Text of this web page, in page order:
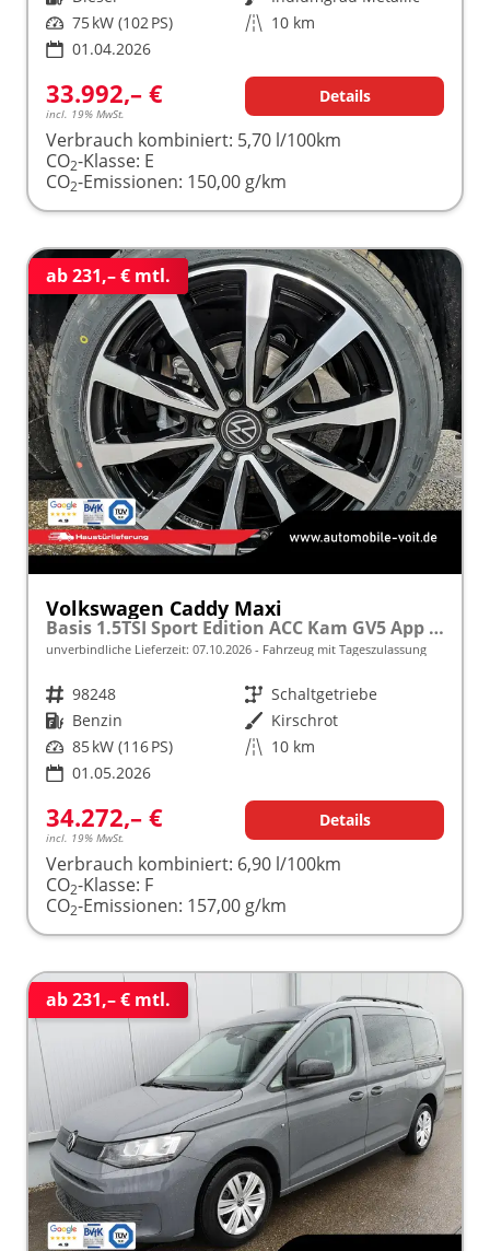
Leistung 75 kW (102 PS) Kilometerstand 10 km
01.04.2026
33.992,– €
incl. 19% MwSt.
Details
Verbrauch kombiniert: 5,70 l/100km
CO2-Klasse: E
CO2-Emissionen: 150,00 g/km
ab 231,– € mtl.
Volkswagen Caddy Maxi
Basis 1.5TSI Sport Edition ACC Kam GV5 App AHK Reling
unverbindliche Lieferzeit: 07.10.2026 Fahrzeug mit Tageszulassung
Fahrzeugnr. 98248 Getriebe Schaltgetriebe
Kraftstoff Benzin Außenfarbe Kirschrot
Leistung 85 kW (116 PS) Kilometerstand 10 km
01.05.2026
34.272,– €
incl. 19% MwSt.
Details
Verbrauch kombiniert: 6,90 l/100km
CO2-Klasse: F
CO2-Emissionen: 157,00 g/km
ab 231,– € mtl.